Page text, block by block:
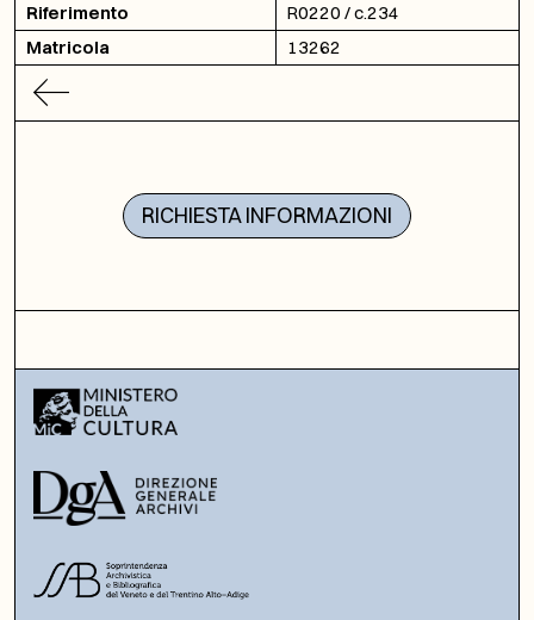
Riferimento
R0220 / c.234
Matricola
13262
RICHIESTA INFORMAZIONI